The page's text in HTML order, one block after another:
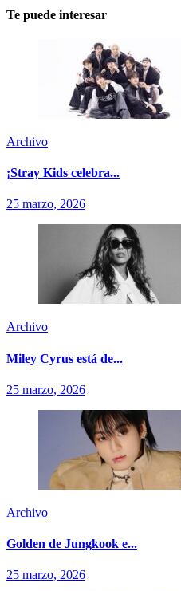
Te puede interesar
Archivo
¡Stray Kids celebra...
25 marzo, 2026
Archivo
Miley Cyrus está de...
25 marzo, 2026
Archivo
Golden de Jungkook e...
25 marzo, 2026